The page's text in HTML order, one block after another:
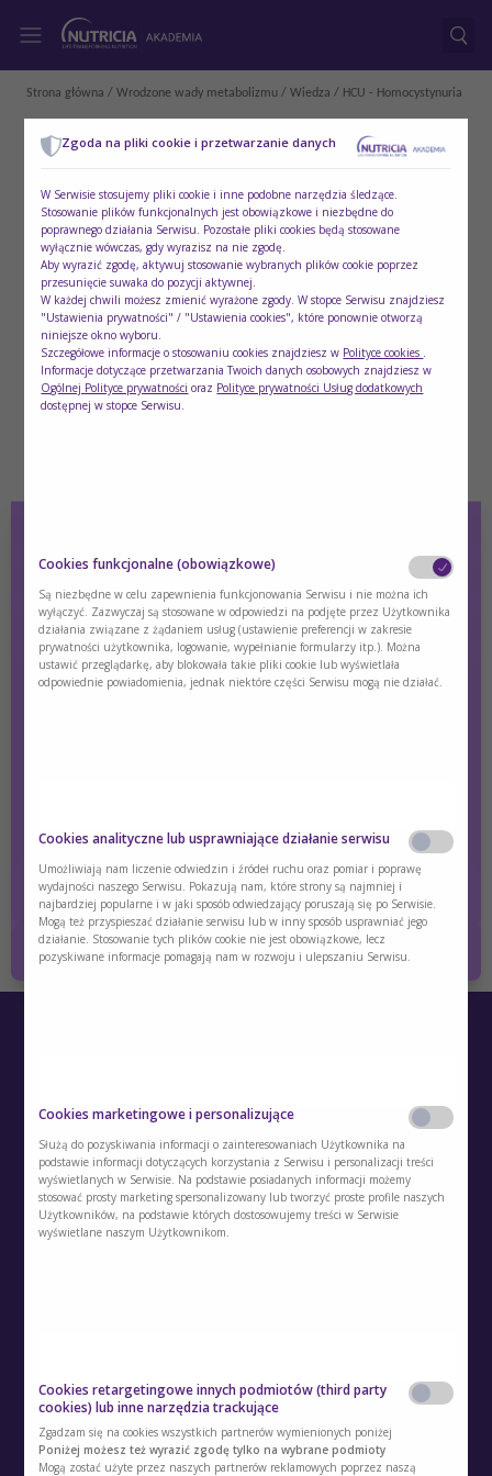
Strona główna / Wrodzone wady metabolizmu / Wiedza / HCU - Homocystynuria
HCU - Homocystynuria
Pobierz materiał, z którego dowiesz się czym jest
homocystynuria, jakie są objawy oraz leczenie.
zakresu medycyny, farmacji, pielęgniarstwa,
dietetyki?
Tak Nie
O Akademii
Kontakt
Regulamin kont i usług dodatkowych
Polityka prywatności usług dodatkowych
Zgoda na pliki cookie i przetwarzanie danych
W Serwisie stosujemy pliki cookie i inne podobne narzędzia śledzące.
Stosowanie plików funkcjonalnych jest obowiązkowe i niezbędne do
poprawnego działania Serwisu. Pozostałe pliki cookies będą stosowane
wyłącznie wówczas, gdy wyrazisz na nie zgodę.
Aby wyrazić zgodę, aktywuj stosowanie wybranych plików cookie poprzez
przesunięcie suwaka do pozycji aktywnej.
W każdej chwili możesz zmienić wyrażone zgody. W stopce Serwisu znajdziesz
"Ustawienia prywatności" / "Ustawienia cookies", które ponownie otworzą
niniejsze okno wyboru.
Szczegółowe informacje o stosowaniu cookies znajdziesz w Polityce cookies
Informacje dotyczące przetwarzania Twoich danych osobowych znajdziesz w
Ogólnej Polityce prywatności oraz Polityce prywatności Usług dodatkowych
dostępnej w stopce Serwisu.
Cookies funkcjonalne (obowiązkowe)
Są niezbędne w celu zapewnienia funkcjonowania Serwisu i nie można ich
wyłączyć. Zazwyczaj są stosowane w odpowiedzi na podjęte przez Użytkownika
działania związane z żądaniem usług (ustawienie preferencji w zakresie
prywatności użytkownika, logowanie, wypełnianie formularzy itp.). Można
ustawić przeglądarkę, aby blokowała takie pliki cookie lub wyświetlała
odpowiednie powiadomienia, jednak niektóre części Serwisu mogą nie działać.
Cookies analityczne lub usprawniające działanie serwisu
Umożliwiają nam liczenie odwiedzin i źródeł ruchu oraz pomiar i poprawę
wydajności naszego Serwisu. Pokazują nam, które strony są najmniej i
najbardziej popularne i w jaki sposób odwiedzający poruszają się po Serwisie.
Mogą też przyspieszać działanie serwisu lub w inny sposób usprawniać jego
działanie. Stosowanie tych plików cookie nie jest obowiązkowe, lecz
pozyskiwane informacje pomagają nam w rozwoju i ulepszaniu Serwisu.
Cookies marketingowe i personalizujące
Służą do pozyskiwania informacji o zainteresowaniach Użytkownika na
podstawie informacji dotyczących korzystania z Serwisu i personalizacji treści
wyświetlanych w Serwisie. Na podstawie posiadanych informacji możemy
stosować prosty marketing spersonalizowany lub tworzyć proste profile naszych
Użytkowników, na podstawie których dostosowujemy treści w Serwisie
wyświetlane naszym Użytkownikom.
Cookies retargetingowe innych podmiotów (third party
cookies) lub inne narzędzia trackujące
Zgadzam się na cookies wszystkich partnerów wymienionych poniżej
Poniżej możesz też wyrazić zgodę tylko na wybrane podmioty
Mogą zostać użyte przez naszych partnerów reklamowych poprzez naszą